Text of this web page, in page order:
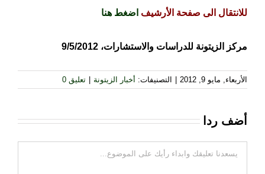
للانتقال الى صفحة الأرشيف اضغط هنا
مركز الزيتونة للدراسات والاستشارات، 9/5/2012
الأربعاء, مايو 9, 2012 التصنيفات: أخبار الزيتونة تعليق 0
أضف ردا
تعليقات